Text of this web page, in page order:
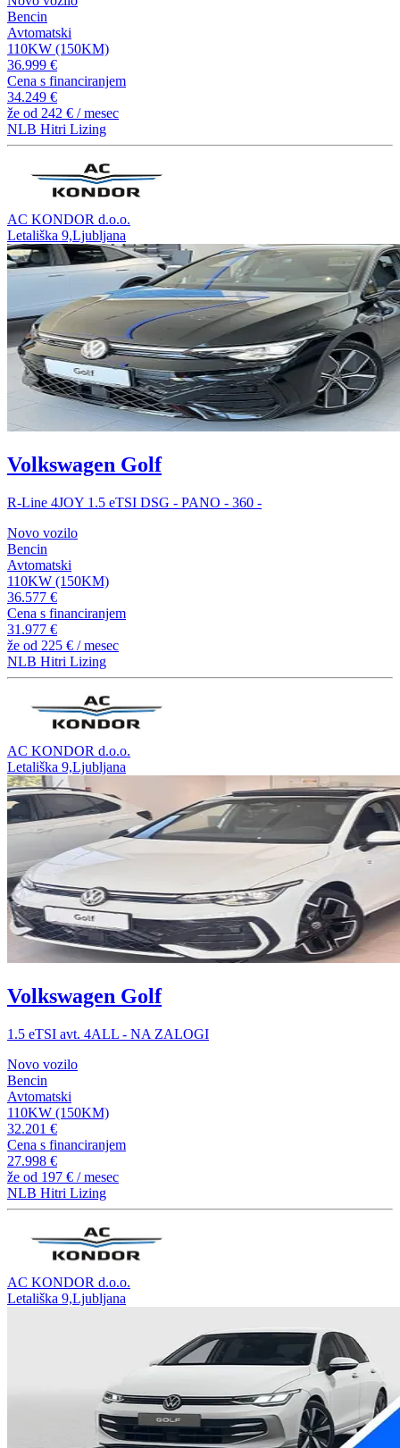
Bencin
Avtomatski
110KW (150KM)
36.999 €
Cena s financiranjem
34.249 €
že od 242 € / mesec
NLB Hitri Lizing
AC KONDOR d.o.o.
Letališka 9,Ljubljana
Volkswagen Golf
R-Line 4JOY 1.5 eTSI DSG - PANO - 360 -
Novo vozilo
Bencin
Avtomatski
110KW (150KM)
36.577 €
Cena s financiranjem
31.977 €
že od 225 € / mesec
NLB Hitri Lizing
AC KONDOR d.o.o.
Letališka 9,Ljubljana
Volkswagen Golf
1.5 eTSI avt. 4ALL - NA ZALOGI
Novo vozilo
Bencin
Avtomatski
110KW (150KM)
32.201 €
Cena s financiranjem
27.998 €
že od 197 € / mesec
NLB Hitri Lizing
AC KONDOR d.o.o.
Letališka 9,Ljubljana